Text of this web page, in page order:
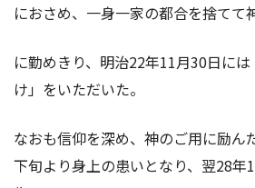
におさめ、一身一家の都合を捨てて
に勤めきり、明治22年11月30日に
け」をいただいた。
なおも信仰を深め、神のご用に励ん
下旬より身上の患いとなり、翌28年